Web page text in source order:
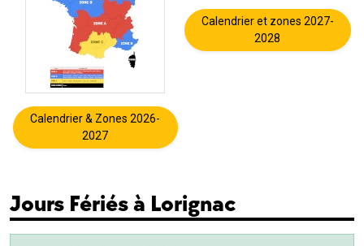
Calendrier & Zones 2026-
2027
Calendrier et zones 2027-
2028
Jours Fériés à Lorignac